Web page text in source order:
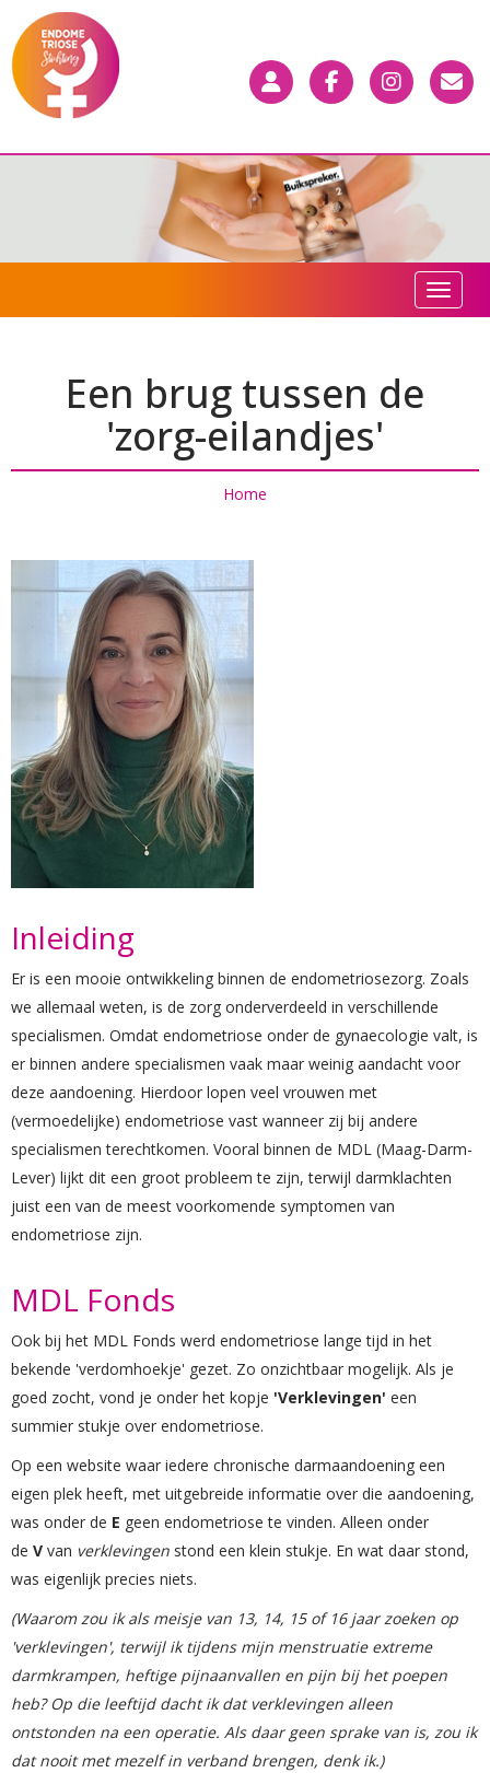
Toggle
Een brug tussen de
'zorg-eilandjes'
Home
Inleiding
Er is een mooie ontwikkeling binnen de endometriosezorg. Zoals
we allemaal weten, is de zorg onderverdeeld in verschillende
specialismen. Omdat endometriose onder de gynaecologie valt, is
er binnen andere specialismen vaak maar weinig aandacht voor
deze aandoening. Hierdoor lopen veel vrouwen met
(vermoedelijke) endometriose vast wanneer zij bij andere
specialismen terechtkomen. Vooral binnen de MDL (Maag-Darm-
Lever) lijkt dit een groot probleem te zijn, terwijl darmklachten
juist een van de meest voorkomende symptomen van
endometriose zijn.
MDL Fonds
Ook bij het MDL Fonds werd endometriose lange tijd in het
bekende 'verdomhoekje' gezet. Zo onzichtbaar mogelijk. Als je
goed zocht, vond je onder het kopje 'Verklevingen' een
summier stukje over endometriose.
Op een website waar iedere chronische darmaandoening een
eigen plek heeft, met uitgebreide informatie over die aandoening,
was onder de E geen endometriose te vinden. Alleen onder
de V van verklevingen stond een klein stukje. En wat daar stond,
was eigenlijk precies niets.
(Waarom zou ik als meisje van 13, 14, 15 of 16 jaar zoeken op
'verklevingen', terwijl ik tijdens mijn menstruatie extreme
darmkrampen, heftige pijnaanvallen en pijn bij het poepen
heb? Op die leeftijd dacht ik dat verklevingen alleen
ontstonden na een operatie. Als daar geen sprake van is, zou ik
dat nooit met mezelf in verband brengen, denk ik.)